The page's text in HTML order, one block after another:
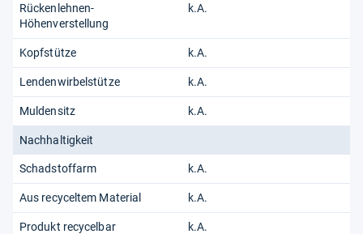
Rückenlehnen-
Höhenverstellung
k.A.
Kopfstütze k.A.
Lendenwirbelstütze k.A.
Muldensitz k.A.
Nachhaltigkeit
Schadstoffarm k.A.
Aus recyceltem Material k.A.
Produkt recycelbar k.A.